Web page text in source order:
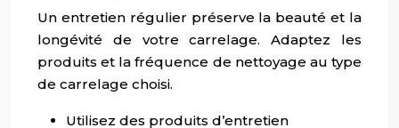
Un entretien régulier préserve la beauté et la
longévité de votre carrelage. Adaptez les
produits et la fréquence de nettoyage au type
de carrelage choisi.
Utilisez des produits d’entretien